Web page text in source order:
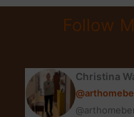
Tolle
Follow
Christina